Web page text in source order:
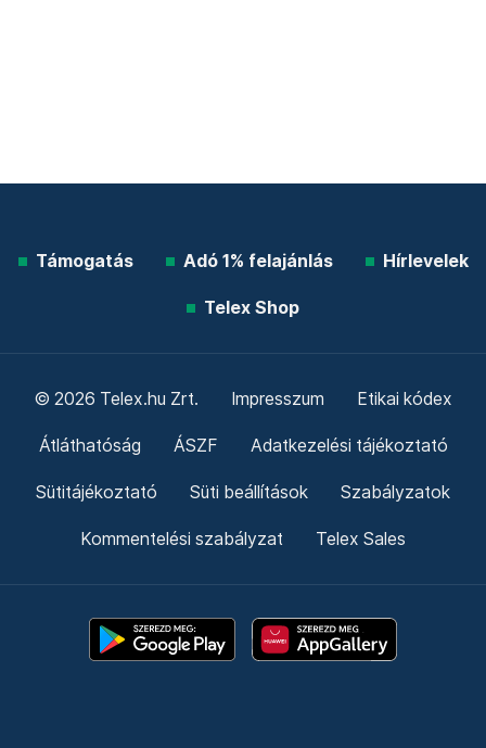
Támogatás Adó 1% felajánlás Hírlevelek
Telex Shop
© 2026 Telex.hu Zrt. Impresszum Etikai kódex
Átláthatóság ÁSZF Adatkezelési tájékoztató
Sütitájékoztató Süti beállítások Szabályzatok
Kommentelési szabályzat Telex Sales